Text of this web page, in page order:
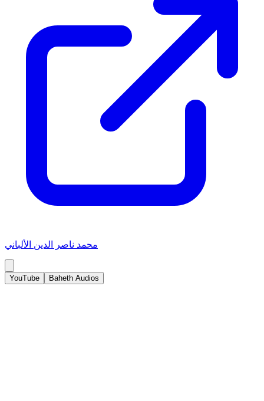
محمد ناصر الدين الألباني
YouTube Baheth Audios